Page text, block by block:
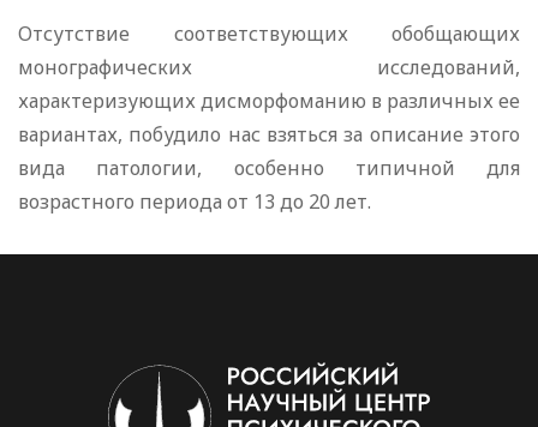
Отсутствие соответствующих обобщающих
монографических исследований,
характеризующих дисморфоманию в различных ее
вариантах, побудило нас взяться за описание этого
вида патологии, особенно типичной для
возрастного периода от 13 до 20 лет.